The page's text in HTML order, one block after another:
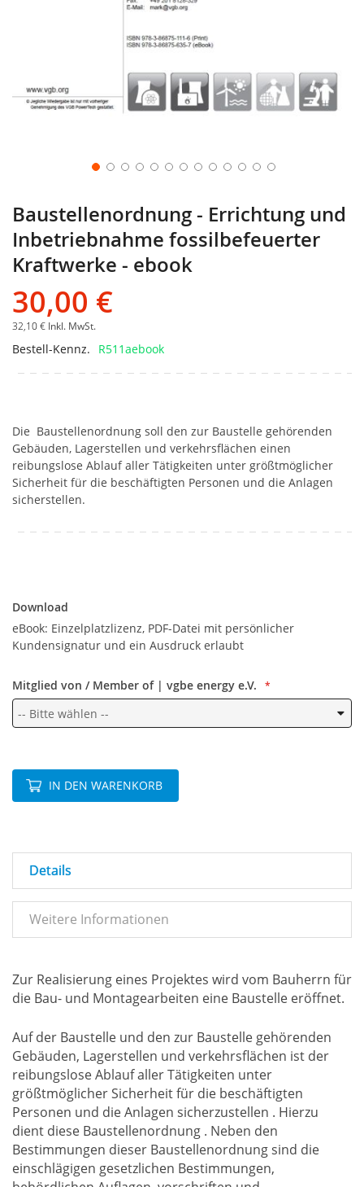
Baustellenordnung - Errichtung und
Inbetriebnahme fossilbefeuerter
Kraftwerke - ebook
30,00 €
32,10 € Inkl. MwSt.
Bestell-Kennz. R511aebook
Die Baustellenordnung soll den zur Baustelle gehörenden
Gebäuden, Lagerstellen und verkehrsflächen einen
reibungslose Ablauf aller Tätigkeiten unter größtmöglicher
Sicherheit für die beschäftigten Personen und die Anlagen
sicherstellen.
Download
eBook: Einzelplatzlizenz, PDF-Datei mit persönlicher
Kundensignatur und ein Ausdruck erlaubt
Mitglied von / Member of | vgbe energy e.V.
IN DEN WARENKORB
Details
Weitere Informationen
Zur Realisierung eines Projektes wird vom Bauherrn für
die Bau- und Montagearbeiten eine Baustelle eröffnet.
Auf der Baustelle und den zur Baustelle gehörenden
Gebäuden, Lagerstellen und verkehrsflächen ist der
reibungslose Ablauf aller Tätigkeiten unter
größtmöglicher Sicherheit für die beschäftigten
Personen und die Anlagen sicherzustellen . Hierzu
dient diese Baustellenordnung . Neben den
Bestimmungen dieser Baustellenordnung sind die
einschlägigen gesetzlichen Bestimmungen,